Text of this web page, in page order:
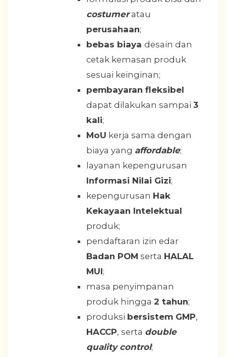
costumeratau
perusahaan;
bebas biaya desain dan
cetak kemasan produk
sesuai keinginan;
pembayaran fleksibel
dapat dilakukan sampai 3
kali;
MoU kerja sama dengan
biaya yang affordable;
layanan kepengurusan
Informasi Nilai Gizi;
kepengurusan Hak
Kekayaan Intelektual
produk;
pendaftaran izin edar
Badan POM serta HALAL
MUI;
masa penyimpanan
produk hingga 2 tahun;
produksi bersistem GMP,
HACCP, serta double
quality control;